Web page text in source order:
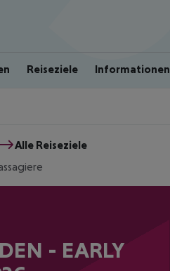
Reiseziele Informationen
Alle Reiseziele
- EARLY